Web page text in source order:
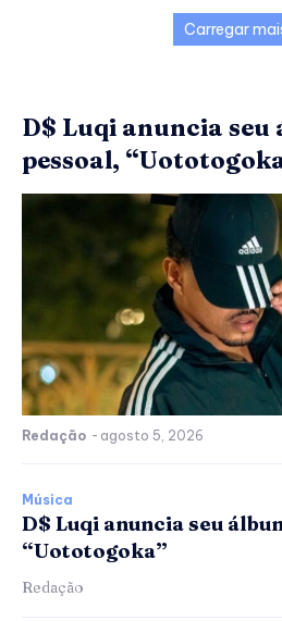
Carregar
D$ Luqi anuncia seu
pessoal,
Redação - agosto 5, 2026
Música
D$ Luqi anuncia seu
“Uototogoka”
Redação